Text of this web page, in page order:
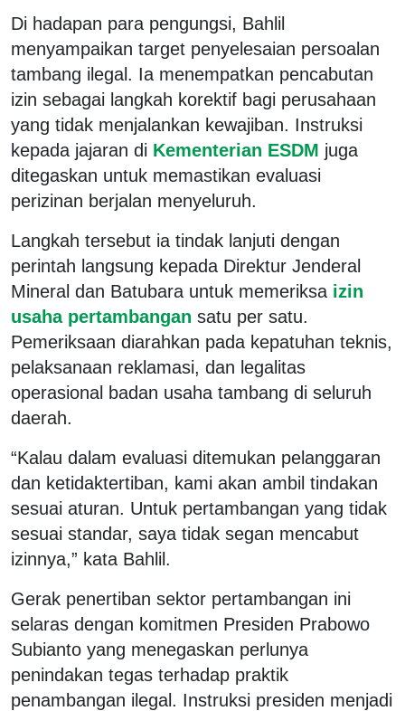
Di hadapan para pengungsi, Bahlil
menyampaikan target penyelesaian persoalan
tambang ilegal. Ia menempatkan pencabutan
izin sebagai langkah korektif bagi perusahaan
yang tidak menjalankan kewajiban. Instruksi
kepada jajaran di Kementerian ESDM juga
ditegaskan untuk memastikan evaluasi
perizinan berjalan menyeluruh.
Langkah tersebut ia tindak lanjuti dengan
perintah langsung kepada Direktur Jenderal
Mineral dan Batubara untuk memeriksa izin
usaha pertambangan satu per satu.
Pemeriksaan diarahkan pada kepatuhan teknis,
pelaksanaan reklamasi, dan legalitas
operasional badan usaha tambang di seluruh
daerah.
“Kalau dalam evaluasi ditemukan pelanggaran
dan ketidaktertiban, kami akan ambil tindakan
sesuai aturan. Untuk pertambangan yang tidak
sesuai standar, saya tidak segan mencabut
izinnya,” kata Bahlil.
Gerak penertiban sektor pertambangan ini
selaras dengan komitmen Presiden Prabowo
Subianto yang menegaskan perlunya
penindakan tegas terhadap praktik
penambangan ilegal. Instruksi presiden menjadi